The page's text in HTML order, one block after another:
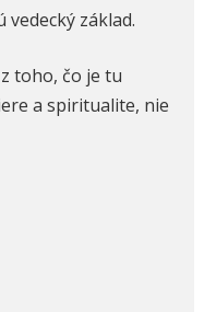
základ.
toho, čo je tu
a spiritualite, nie